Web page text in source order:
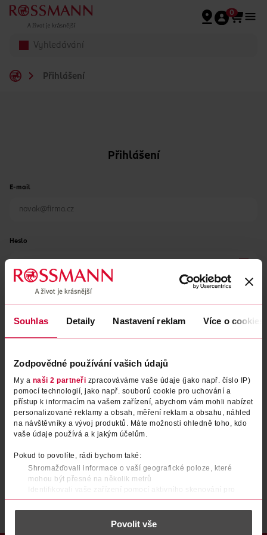
Souhlas Detaily Nastavení reklam Více o cookies
Zodpovědné používání vašich údajů
My a naši 2 partneři zpracováváme vaše údaje (jako např. číslo IP)
pomocí technologií, jako např. souborů cookie pro uchování a
přístup k informacím na vašem zařízení, abychom vám mohli nabízet
personalizované reklamy a obsah, měření reklam a obsahu, náhled
na návštěvníky a vývoj produktů. Máte možnosti ohledně toho, kdo
vaše údaje používá a k jakým účelům.
Pokud to povolíte, rádi bychom také:
Shromažďovali informace o vaší geografické poloze, které
mohou být přesné na několik metrů
Identifikovali vaše zařízení pomocí aktivního skenování pro
konkrétní charakteristiky (otisk prstu)
Zjistěte více o tom, jak zpracováváme vaše osobní údaje, a nastavte
části s podrobnostmi . Svůj souhlas můžete kdykoliv
Povolit vše
Přeskočit na hlavmní obsah
0
Přihlášení
Přihlášení
E-mail
Heslo
Zapomenuté heslo
PŘIHLÁSIT SE
Po registraci se stáváte členem ROSSMANN CLUBu a můžete čerpat výhody naplno. Zjistit více